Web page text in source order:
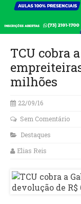
TCU cobra
milhões
22/09/16
Sem Comentário
Destaques
Elias Reis